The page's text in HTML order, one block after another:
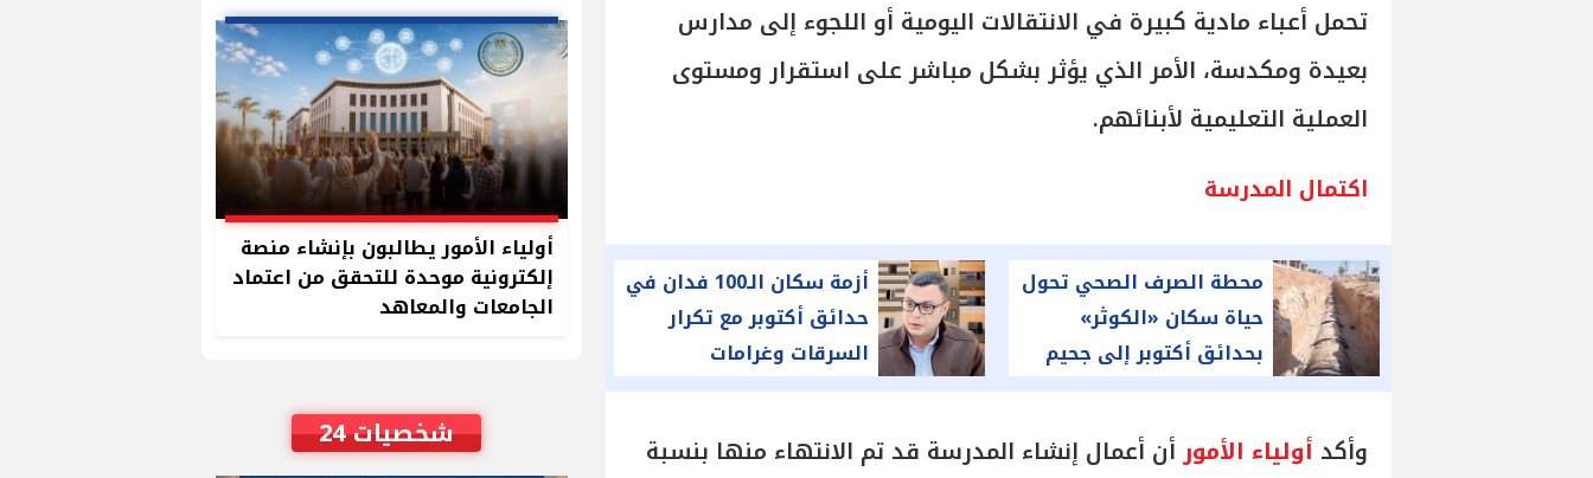
تحمل أعباء مادية كبيرة في الانتقالات اليومية أو اللجوء إلى مدارس
بعيدة ومكدسة، الأمر الذي يؤثر بشكل مباشر على استقرار ومستوى
العملية التعليمية لأبنائهم.
اكتمال المدرسة
محطة الصرف الصحي تحول
حياة سكان «الكوثر»
بحدائق أكتوبر إلى جحيم
أزمة سكان الـ100 فدان في
حدائق أكتوبر مع تكرار
السرقات وغرامات
«البلكونات»
وأكد أولياء الأمورأن أعمال إنشاء المدرسة قد تم الانتهاء منها بنسبة
أولياء الأمور يطالبون بإنشاء منصة
إلكترونية موحدة للتحقق من اعتماد
الجامعات والمعاهد
شخصيات 24